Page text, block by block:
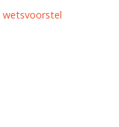
wetsvoorstel